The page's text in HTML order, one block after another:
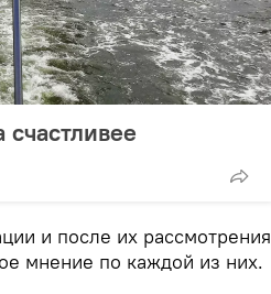
и после их рассмотрения
мнение по каждой из них.